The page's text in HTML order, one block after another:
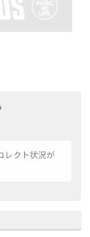
レクト状況が